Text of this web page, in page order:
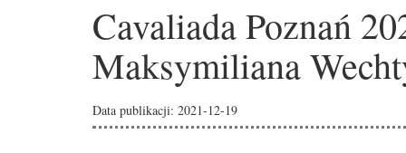
Cavaliada Kraków 2022:
Cavaliada Kraków 2022:
Cavaliada Poznań
Maksymiliana
Data publikacji: 2021-12-19